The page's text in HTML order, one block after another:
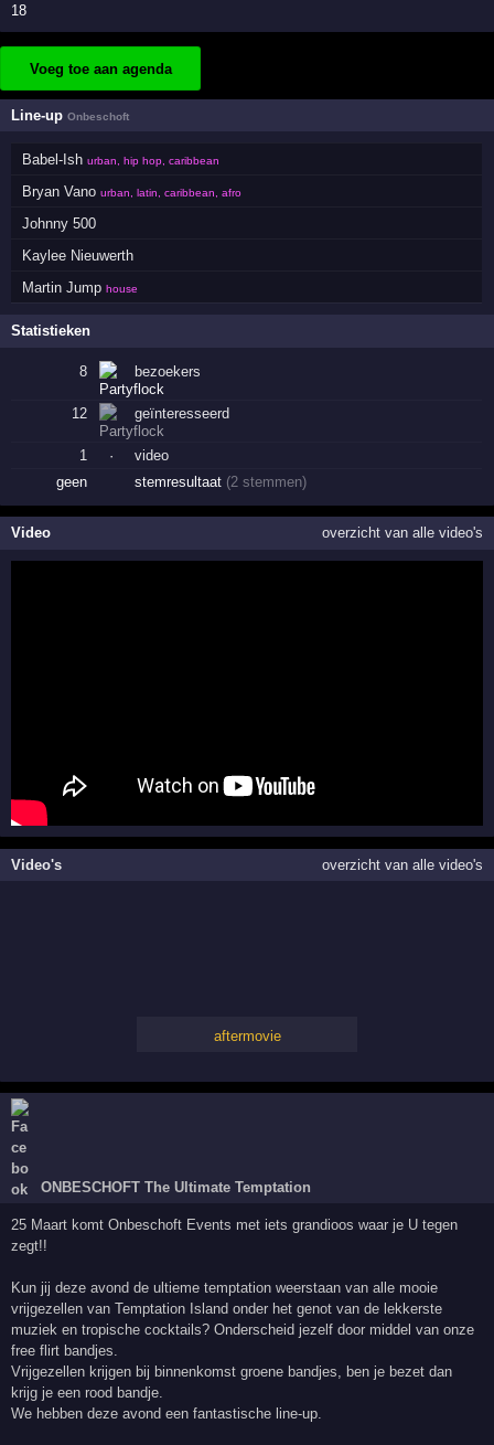
18
Voeg toe aan agenda
Line-upOnbeschoft
Babel-Ish urban, hip hop, caribbean
Bryan Vano urban, latin, caribbean, afro
Johnny 500
Kaylee Nieuwerth
Martin Jump house
Statistieken
8 bezoekers
12 geïnteresseerd
1 ·
video
geen
stemresultaat (2 stemmen)
Video overzicht van alle video's
Video's overzicht van alle video's
aftermovie
ONBESCHOFT The Ultimate Temptation
25 Maart komt Onbeschoft Events met iets grandioos waar je U tegen
zegt!!
Kun jij deze avond de ultieme temptation weerstaan van alle mooie
vrijgezellen van Temptation Island onder het genot van de lekkerste
muziek en tropische cocktails? Onderscheid jezelf door middel van onze
free flirt bandjes.
Vrijgezellen krijgen bij binnenkomst groene bandjes, ben je bezet dan
krijg je een rood bandje.
We hebben deze avond een fantastische line-up.